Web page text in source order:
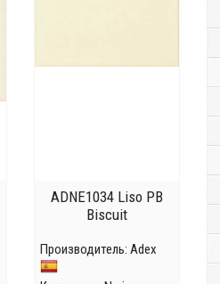
ADNE1034 Liso PB
Biscuit
Производитель: Adex